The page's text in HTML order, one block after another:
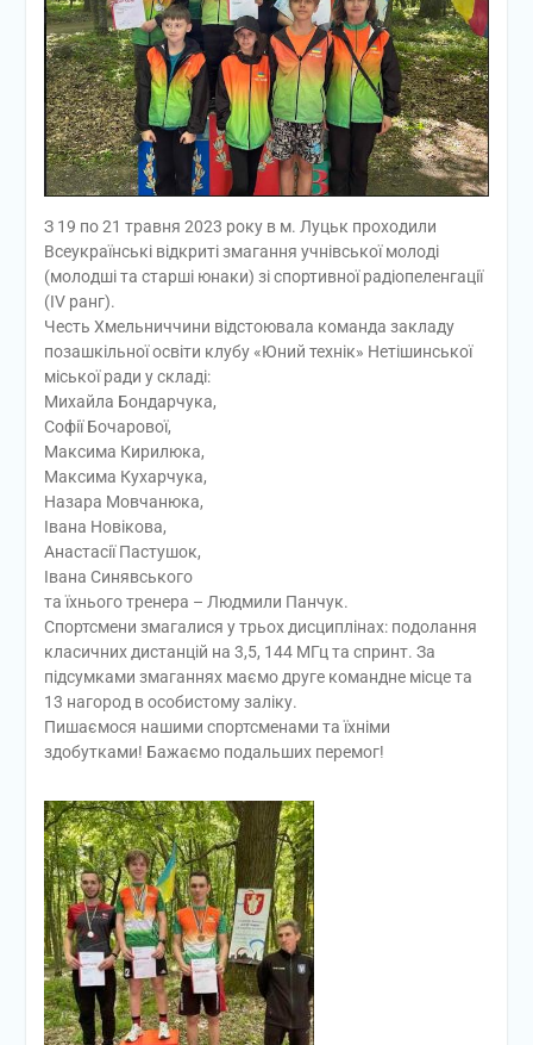
З 19 по 21 травня 2023 року в м. Луцьк проходили
Всеукраїнські відкриті змагання учнівської молоді
(молодші та старші юнаки) зі спортивної радіопеленгації
(IV ранг).
Честь Хмельниччини відстоювала команда закладу
позашкільної освіти клубу «Юний технік» Нетішинської
міської ради у складі:
Михайла Бондарчука,
Софії Бочарової,
Максима Кирилюка,
Максима Кухарчука,
Назара Мовчанюка,
Івана Новікова,
Анастасії Пастушок,
Івана Синявського
та їхнього тренера – Людмили Панчук.
Спортсмени змагалися у трьох дисциплінах: подолання
класичних дистанцій на 3,5, 144 МГц та спринт. За
підсумками змаганнях маємо друге командне місце та
13 нагород в особистому заліку.
Пишаємося нашими спортсменами та їхніми
здобутками! Бажаємо подальших перемог!